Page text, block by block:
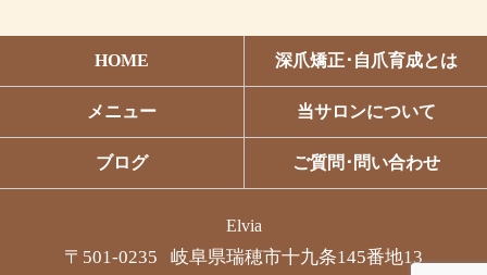
HOME 深爪矯正･自爪育成とは
メニュー 当サロンについて
ブログ ご質問･問い合わせ
Elvia
〒501-0235 岐阜県瑞穂市十九条145番地13